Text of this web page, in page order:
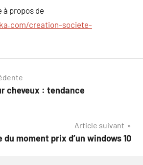
à propos de
creation-societe-
cheveux : tendance
Article suivant
du moment prix d’un windows 10